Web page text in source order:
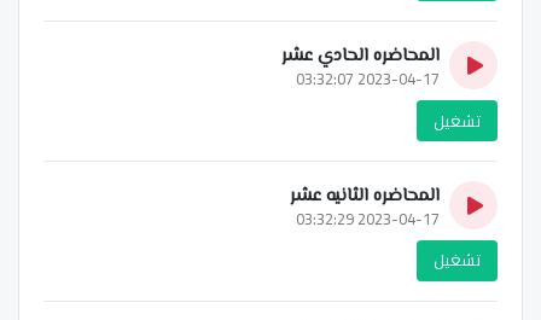
المحاضره الحادي عشر
2023-04-17 03:32:07
تشغيل
المحاضره الثانيه عشر
2023-04-17 03:32:29
تشغيل